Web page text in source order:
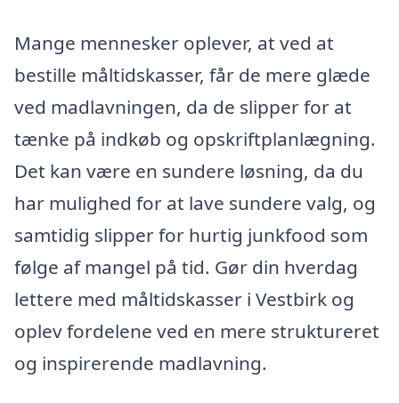
Mange mennesker oplever, at ved at
bestille måltidskasser, får de mere glæde
ved madlavningen, da de slipper for at
tænke på indkøb og opskriftplanlægning.
Det kan være en sundere løsning, da du
har mulighed for at lave sundere valg, og
samtidig slipper for hurtig junkfood som
følge af mangel på tid. Gør din hverdag
lettere med måltidskasser i Vestbirk og
oplev fordelene ved en mere struktureret
og inspirerende madlavning.